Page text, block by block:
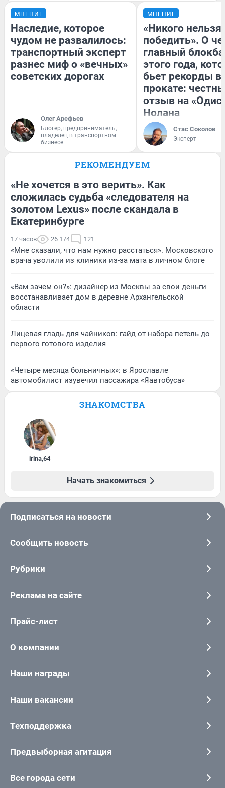
МНЕНИЕ
Наследие, которое
чудом не развалилось:
транспортный эксперт
разнес миф о «вечных»
советских дорогах
Олег Арефьев
Блогер, предприниматель,
владелец в транспортном
бизнесе
МНЕНИЕ
«Никого нельзя
победить». О
главный
этого года,
бьет рекорды в
прокате:
отзыв на
Нолана
Стас Соколов
Эксперт
РЕКОМЕНДУЕМ
«Не хочется в это верить». Как
сложилась судьба «следователя на
золотом Lexus» после скандала в
Екатеринбурге
17 часов 26 174 121
«Мне сказали, что нам нужно расстаться». Московского
врача уволили из клиники из-за мата в личном блоге
«Вам зачем он?»: дизайнер из Москвы за свои деньги
восстанавливает дом в деревне Архангельской
области
Лицевая гладь для чайников: гайд от набора петель до
первого готового изделия
«Четыре месяца больничных»: в Ярославле
автомобилист изувечил пассажира «Яавтобуса»
ЗНАКОМСТВА
irina,64
Начать знакомиться
Подписаться на новости
Сообщить новость
Рубрики
Реклама на сайте
Прайс-лист
О компании
Наши награды
Наши вакансии
Техподдержка
Предвыборная агитация
Все города сети